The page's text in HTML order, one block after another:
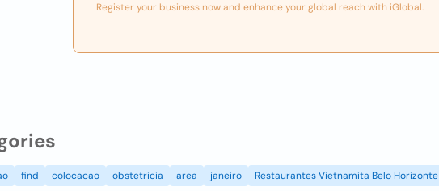
Register your business now and enhance your global reach with iGlobal.
find colocacao obstetricia area janeiro Restaurantes Vietnamita Belo Horizonte